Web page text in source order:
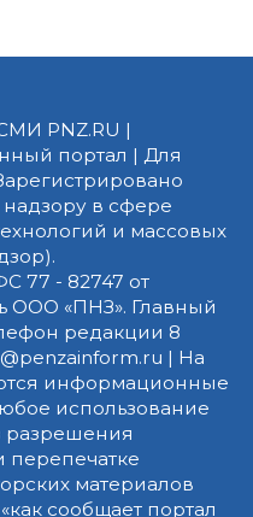
PNZ.RU |
портал | Для
в сфере
и массовых
77 - 82747 от
ООО «ПНЗ». Главный
редакции 8
| На
информационные
использование
разрешения
материалов
сообщает портал